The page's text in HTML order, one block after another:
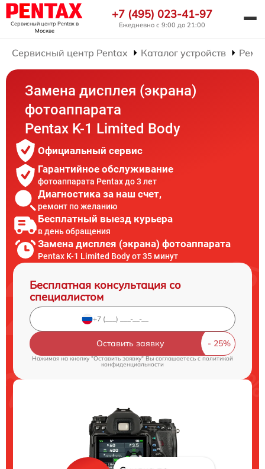
Сервисный центр Pentaxв
Москве
+7 (495) 023-41-97
Ежедневно с 9:00 до 21:00
Сервисный центр Pentax Каталог устройств
Замена дисплея (экрана)
фотоаппарата
Pentax K-1 Limited Body
Официальный сервис
Гарантийное обслуживание
фотоаппарата Pentax до 3 лет
Диагностика за наш счет,
ремонт по желанию
Бесплатный выезд курьера
в день обращения
Замена дисплея (экрана) фотоаппарата
Pentax K-1 Limited Body от 35 минут
Бесплатная консультация со
специалистом
Оставить заявку
Нажимая на кнопку "Оставить заявку" Вы соглашаетесь cполитикой
конфиденциальности